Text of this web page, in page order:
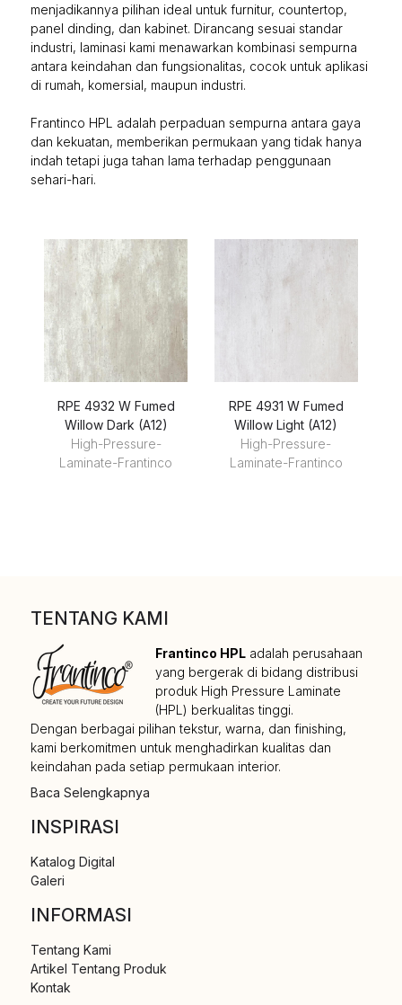
menjadikannya pilihan ideal untuk furnitur, countertop,
panel dinding, dan kabinet. Dirancang sesuai standar
industri, laminasi kami menawarkan kombinasi sempurna
antara keindahan dan fungsionalitas, cocok untuk aplikasi
di rumah, komersial, maupun industri.
Frantinco HPL adalah perpaduan sempurna antara gaya
dan kekuatan, memberikan permukaan yang tidak hanya
indah tetapi juga tahan lama terhadap penggunaan
sehari-hari.
RPE 4932 W Fumed
Willow Dark (A12)
High-Pressure-
Laminate-Frantinco
RPE 4931 W Fumed
Willow Light (A12)
High-Pressure-
Laminate-Frantinco
TENTANG KAMI
Frantinco HPL adalah perusahaan
yang bergerak di bidang distribusi
produk High Pressure Laminate
(HPL) berkualitas tinggi.
Dengan berbagai pilihan tekstur, warna, dan finishing,
kami berkomitmen untuk menghadirkan kualitas dan
keindahan pada setiap permukaan interior.
Baca Selengkapnya
INSPIRASI
Katalog Digital
Galeri
INFORMASI
Tentang Kami
Artikel Tentang Produk
Kontak